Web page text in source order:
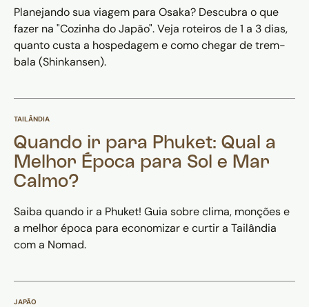
Planejando sua viagem para Osaka? Descubra o que
fazer na "Cozinha do Japão". Veja roteiros de 1 a 3 dias,
quanto custa a hospedagem e como chegar de trem-
bala (Shinkansen).
TAILÂNDIA
Quando ir para Phuket: Qual a
Melhor Época para Sol e Mar
Calmo?
Saiba quando ir a Phuket! Guia sobre clima, monções e
a melhor época para economizar e curtir a Tailândia
com a Nomad.
JAPÃO